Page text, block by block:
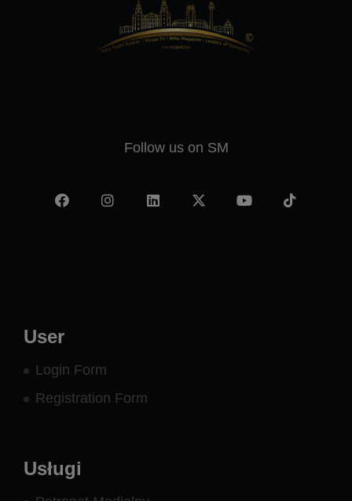
Follow us on SM
FacebookInstagramLinkedIn YouTubeTikTok
User
Login Form
Registration Form
Usługi